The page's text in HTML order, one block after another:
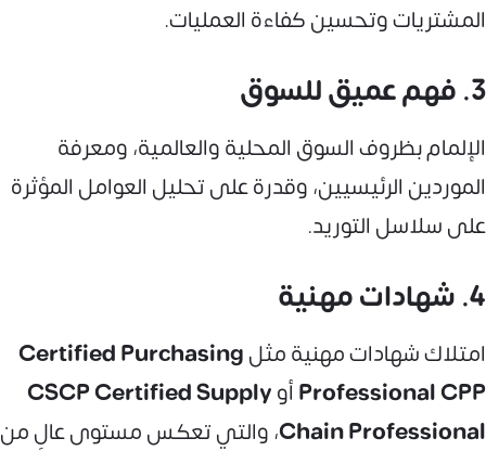
المشتريات وتحسين كفاءة العمليات.
3. فهم عميق للسوق
الإلمام بظروف السوق المحلية والعالمية، ومعرفة
الموردين الرئيسيين، وقدرة على تحليل العوامل المؤثرة
على سلاسل التوريد.
4. شهادات مهنية
امتلاك شهادات مهنية مثلCertified Purchasing
Professional CPPأو CSCPCertified Supply
Chain Professional، والتي تعكس مستوى عالٍ من